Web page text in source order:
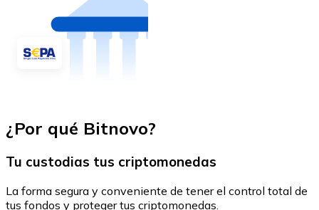
¿Por qué Bitnovo?
Tu custodias tus criptomonedas
La forma segura y conveniente de tener el control total de
tus fondos y proteger tus criptomonedas.